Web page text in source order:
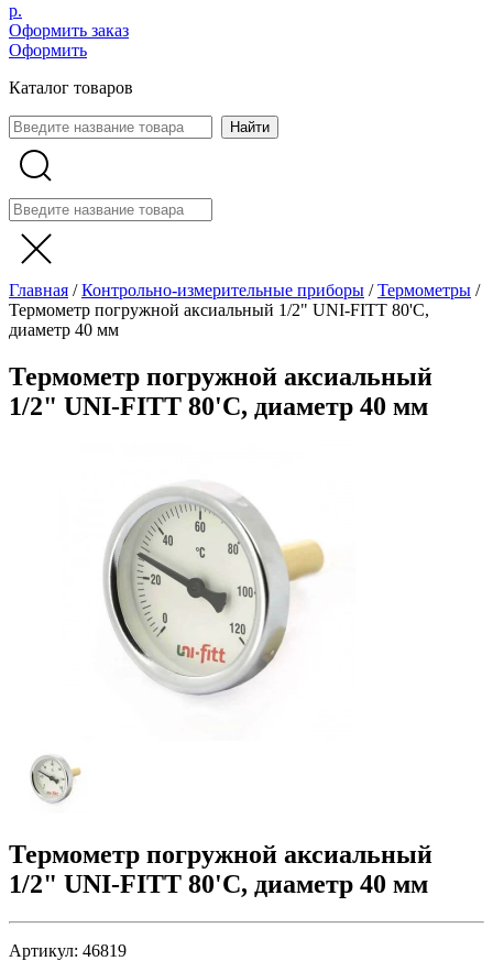
р.
Оформить заказ
Оформить
Каталог товаров
Главная /Контрольно-измерительные приборы /Термометры /
Термометр погружной аксиальный 1/2" UNI-FITT 80'C,
диаметр 40 мм
Термометр погружной аксиальный
1/2" UNI-FITT 80'C, диаметр 40 мм
Термометр погружной аксиальный
1/2" UNI-FITT 80'C, диаметр 40 мм
Артикул: 46819